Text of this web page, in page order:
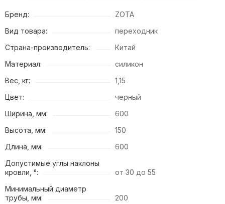
Бренд:
ZOTA
Вид товара:
переходник
Страна-производитель:
Китай
Материал:
силикон
Вес, кг:
1,15
Цвет:
черный
Ширина, мм:
600
Высота, мм:
150
Длина, мм:
600
Допустимые углы наклоны
кровли, °:
от 30 до 55
Минимальный диаметр
трубы, мм:
200